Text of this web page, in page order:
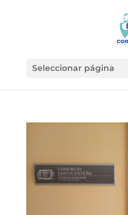
Seleccionar página